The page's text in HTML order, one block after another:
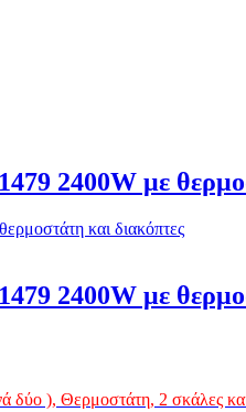
2400W με
2400W με
δύο ), Θερμοστάτη, 2 σκάλες